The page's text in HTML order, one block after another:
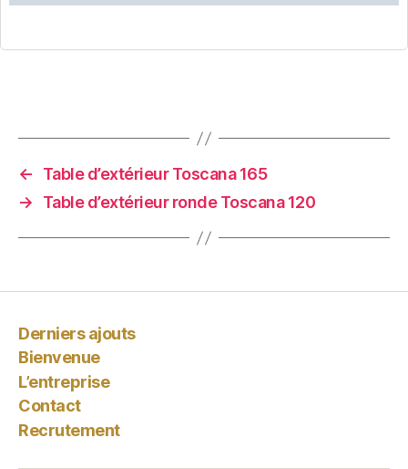
←
Table d’extérieur Toscana 165
→
Table d’extérieur ronde Toscana 120
Derniers ajouts
Bienvenue
L’entreprise
Contact
Recrutement